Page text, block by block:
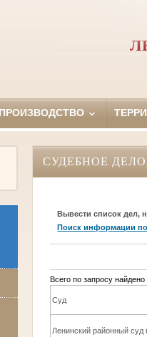
СУДЕБНОЕ
Вывести список дел,
Поиск информации
Всего по запросу
Суд
Ленинский районный суд